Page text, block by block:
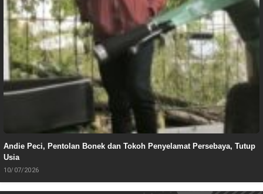
Andie Peci, Pentolan Bonek dan Tokoh Penyelamat Persebaya, Tutup
Usia
10/07/2026